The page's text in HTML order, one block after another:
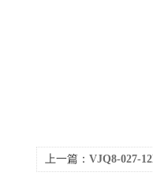
上一篇： VJQ8-027-